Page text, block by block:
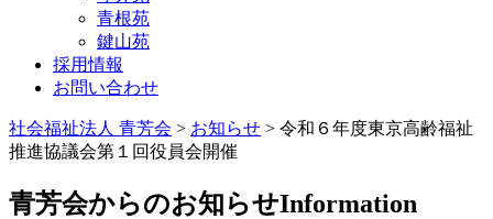
青根苑
鍵山苑
採用情報
お問い合わせ
社会福祉法人 青芳会 > お知らせ > 令和６年度東京高齢福祉
推進協議会第１回役員会開催
青芳会からのお知らせInformation